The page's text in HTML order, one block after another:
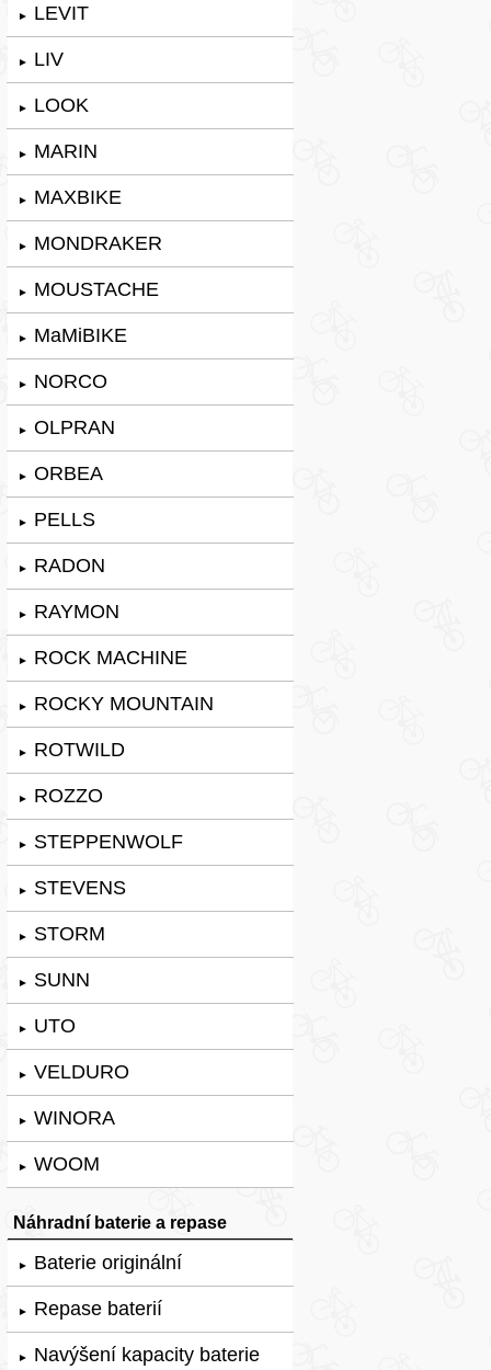
► LEVIT
► LIV
► LOOK
► MARIN
► MAXBIKE
► MONDRAKER
► MOUSTACHE
► MaMiBIKE
► NORCO
► OLPRAN
► ORBEA
► PELLS
► RADON
► RAYMON
► ROCK MACHINE
► ROCKY MOUNTAIN
► ROTWILD
► ROZZO
► STEPPENWOLF
► STEVENS
► STORM
► SUNN
► UTO
► VELDURO
► WINORA
► WOOM
Náhradní baterie a repase
► Baterie originální
► Repase baterií
► Navýšení kapacity baterie